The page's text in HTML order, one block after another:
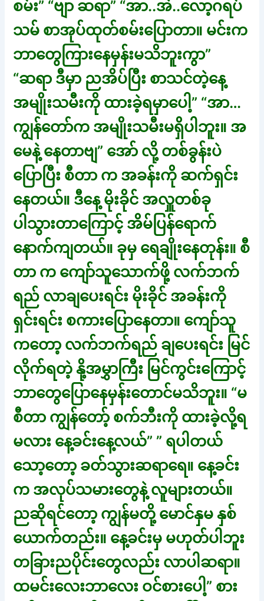
စမ်း” “ဗျာ ဆရာ” “အာ..အဲ..လော့ဂရပ်
သမ် စာအုပ်ထုတ်စမ်းပြောတာ။ မင်းက
ဘာတွေကြားနေမှန်းမသိဘူးကွာ”
“ဆရာ ဒီမှာ ညအိပ်ပြီး စာသင်တဲ့နေ့
အမျိုးသမီးကို ထားခဲ့ရမှာပေါ့” “အာ…
ကျွန်တော်က အမျိုးသမီးမရှိပါဘူး။ အ
မေနဲ့ နေတာဗျ” အော် လို့ တစ်ခွန်းပဲ
ပြောပြီး စီတာ က အခန်းကို ဆက်ရှင်း
နေတယ်။ ဒီနေ့ မိုးခိုင် အလှူတစ်ခု
ပါသွားတာကြောင့် အိမ်ပြန်ရောက်
နောက်ကျတယ်။ ခုမှ ရေချိုးနေတုန်း။ စီ
တာ က ကျော်သူသောက်ဖို့ လက်ဘက်
ရည် လာချပေးရင်း မိုးခိုင် အခန်းကို
ရှင်းရင်း စကားပြောနေတာ။ ကျော်သူ
ကတော့ လက်ဘက်ရည် ချပေးရင်း မြင်
လိုက်ရတဲ့ နို့အမွှာကြီး မြင်ကွင်းကြောင့်
ဘာတွေပြောနေမှန်းတောင်မသိဘူး။ “မ
စီတာ ကျွန်တော့် စက်ဘီးကို ထားခဲ့လို့ရ
မလား နေ့ခင်းနေ့လယ်” ” ရပါတယ်
သော့တော့ ခတ်သွားဆရာရေ။ နေ့ခင်း
က အလုပ်သမားတွေနဲ့ လူများတယ်။
ညဆိုရင်တော့ ကျွန်မတို့ မောင်နှမ နှစ်
ယောက်တည်း။ နေ့ခင်းမှ မဟုတ်ပါဘူး
တခြားညပိုင်းတွေလည်း လာပါဆရာ။
ထမင်းလေးဘာလေး ဝင်စားပေါ့” စား